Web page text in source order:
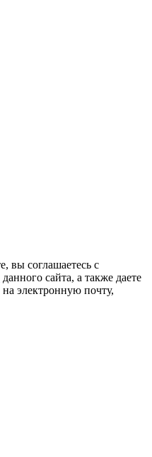
вы соглашаетесь с
данного сайта, а также даете
электронную почту,